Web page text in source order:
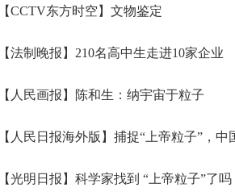
【CCTV东方时空】文物鉴定
【法制晚报】210名高中生走进10家企业
【人民画报】陈和生：纳宇宙于粒子
【人民日报海外版】捕捉“上帝粒子”，中
【光明日报】科学家找到 “上帝粒子”了吗